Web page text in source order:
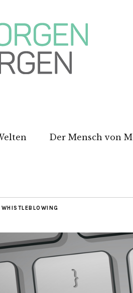
Der Mensch von
WHISTLEBLOWING